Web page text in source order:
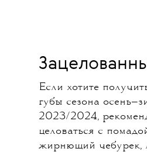
Если хотите
губы сезона
2023/2024,
целоваться с
жирнющий чебурек,